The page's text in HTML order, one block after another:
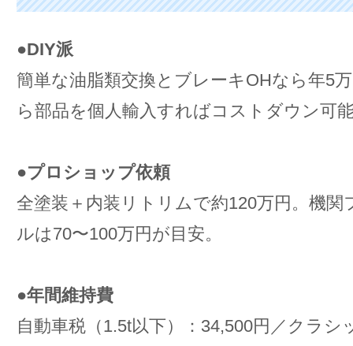
●DIY派
簡単な油脂類交換とブレーキOHなら年5
ら部品を個人輸入すればコストダウン可
●プロショップ依頼
全塗装＋内装リトリムで約120万円。機関
ルは70〜100万円が目安。
●年間維持費
自動車税（1.5t以下）：34,500円／クラシ